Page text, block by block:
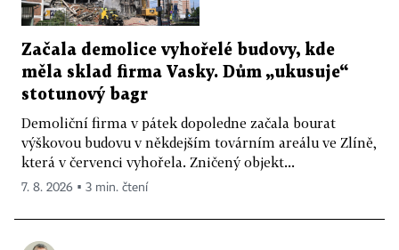
Začala demolice vyhořelé budovy, kde
měla sklad firma Vasky. Dům „ukusuje“
stotunový bagr
Demoliční firma v pátek dopoledne začala bourat
výškovou budovu v někdejším továrním areálu ve Zlíně,
která v červenci vyhořela. Zničený objekt...
7. 8. 2026 ▪ 3 min. čtení